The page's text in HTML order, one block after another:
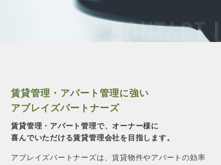
CONTACT
賃貸管理・アパート管理に強い
アブレイズパートナーズ
賃貸管理・アパート管理で、オーナー様に
喜んでいただける賃貸管理会社を目指します。
アブレイズパートナーズは、賃貸物件やアパートの効率